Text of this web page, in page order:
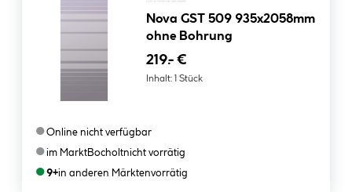
Nova GST 509 935x2058mm
ohne Bohrung
219.- €
Inhalt: 1 Stück
●Online nicht verfügbar
●im MarktBocholtnicht vorrätig
●9+in anderen Märktenvorrätig